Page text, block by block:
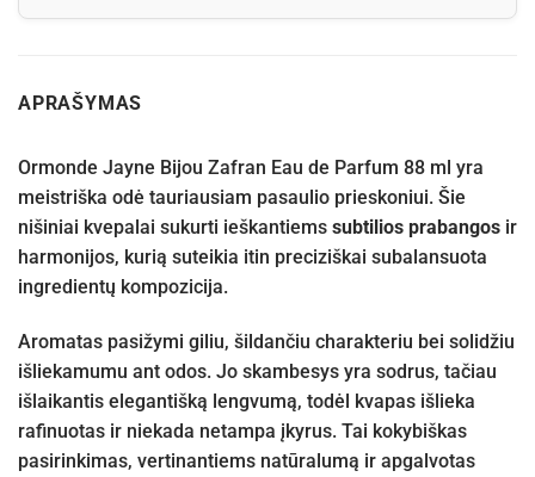
APRAŠYMAS
Ormonde Jayne Bijou Zafran Eau de Parfum 88 ml yra
meistriška odė tauriausiam pasaulio prieskoniui. Šie
nišiniai kvepalai sukurti ieškantiems subtilios prabangos ir
harmonijos, kurią suteikia itin preciziškai subalansuota
ingredientų kompozicija.
Aromatas pasižymi giliu, šildančiu charakteriu bei solidžiu
išliekamumu ant odos. Jo skambesys yra sodrus, tačiau
išlaikantis elegantišką lengvumą, todėl kvapas išlieka
rafinuotas ir niekada netampa įkyrus. Tai kokybiškas
pasirinkimas, vertinantiems natūralumą ir apgalvotas